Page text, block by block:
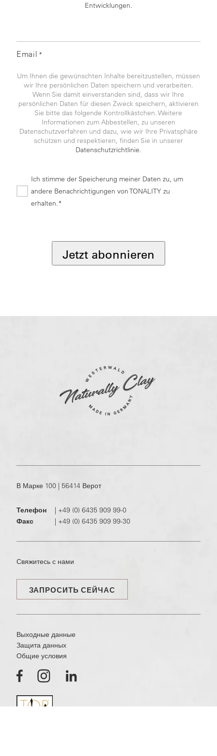
Entwicklungen.
Email *
Um Ihnen die gewünschten Inhalte bereitzustellen, müssen
wir Ihre persönlichen Daten speichern und verarbeiten.
Wenn Sie damit einverstanden sind, dass wir Ihre
persönlichen Daten für diesen Zweck speichern, aktivieren
Sie bitte das folgende Kontrollkästchen. Weitere
Informationen zum Abbestellen, zu unseren
Datenschutzverfahren und dazu, wie wir Ihre Privatsphäre
schützen und respektieren, finden Sie in unserer
Datenschutzrichtlinie.
Ich stimme der Speicherung meiner Daten zu, um
andere Benachrichtigungen von TONALITY zu
erhalten.*
Jetzt abonnieren
В Марке 100 | 56414 Верот
Телефон | +49 (0) 6435 909 99-0
Факс
| +49 (0) 6435 909 99-30
Свяжитесь с нами
ЗАПРОСИТЬ СЕЙЧАС
Выходные данные
Защита данных
Общие условия